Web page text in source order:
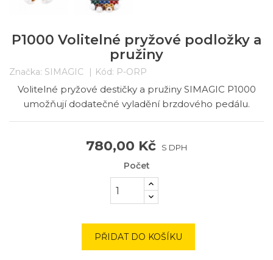
P1000 Volitelné pryžové podložky a
pružiny
Značka: SIMAGIC Kód: P-ORP
Volitelné pryžové destičky a pružiny SIMAGIC P1000
umožňují dodatečné vyladění brzdového pedálu.
780,00 Kč S DPH
Počet
PŘIDAT DO KOŠÍKU